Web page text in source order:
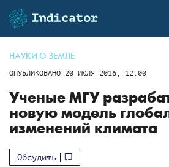
НАУКИ О ЗЕМЛЕ
ОПУБЛИКОВАНО 20 ИЮЛЯ 2016, 12:00
Ученые МГУ
новую модель
изменений климата
Обсудить